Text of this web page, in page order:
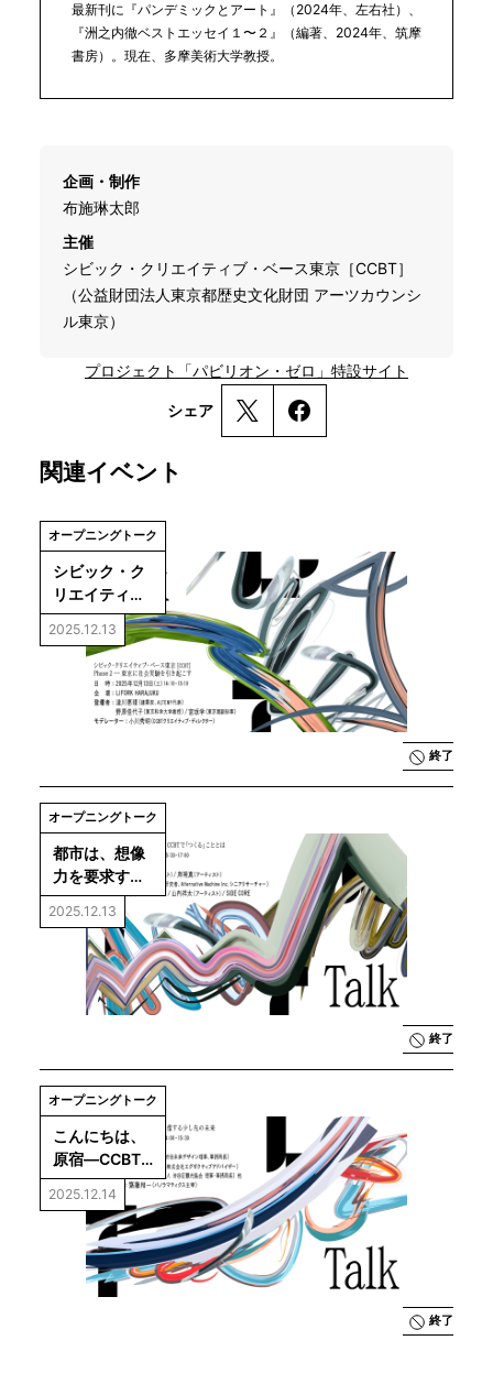
最新刊に『パンデミックとアート』（2024年、左右社）、
『洲之内徹ベストエッセイ１〜２』（編著、2024年、筑摩
書房）。現在、多摩美術大学教授。
企画・制作
布施琳太郎
主催
シビック・クリエイティブ・ベース東京［CCBT］
（公益財団法人東京都歴史文化財団 アーツカウンシ
ル東京）
プロジェクト「パビリオン・ゼロ」特設サイト
シェア
関連イベント
オープニングトーク
シビック・ク
リエイティ
ブ・ベース東
京［CCBT］
Phase 2―東
京に社会実験
を引き起こす
2025.12.13
終了
オープニングトーク
都市は、想像
力を要求す
る。─CCBTで
「つくる」こ
ととは
2025.12.13
終了
オープニングトーク
こんにちは、
原宿―CCBT
と想像する少
し先の未来
2025.12.14
終了